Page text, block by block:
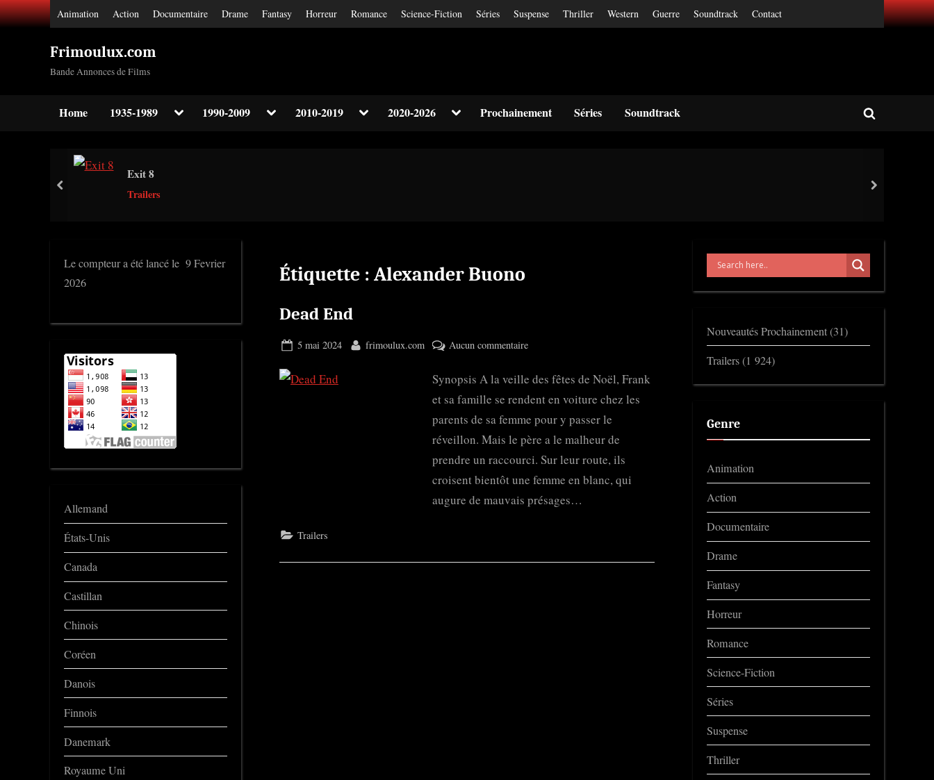
Skip
to
Animation Action Documentaire Drame Fantasy Horreur Romance Science-Fiction Séries Suspense Thriller Western Guerre Soundtrack Contact
Frimoulux.com
Bande Annonces de Films
Home 1935-1989 Toggle1990-2009 Toggle2010-2019 Toggle2020-2026 ToggleProchainement Séries Soundtrack
Toggle
Exit 8
Trailers
prev next
Étiquette : Alexander Buono
Dead End
Posted
5 mai 2024 By
frimoulux.com Aucun commentairesur
End
Synopsis A la veille des fêtes de Noël, Frank
et sa famille se rendent en voiture chez les
parents de sa femme pour y passer le
réveillon. Mais le père a le malheur de
prendre un raccourci. Sur leur route, ils
croisent bientôt une femme en blanc, qui
augure de mauvais présages…
Trailers
Le compteur a été lancé le 9 Fevrier
2026
Allemand
États-Unis
Canada
Castillan
Chinois
Coréen
Danois
Finnois
Danemark
Royaume Uni
Nouveautés Prochainement(31)
Trailers(1 924)
Genre
Animation
Action
Documentaire
Drame
Fantasy
Horreur
Romance
Science-Fiction
Séries
Suspense
Thriller